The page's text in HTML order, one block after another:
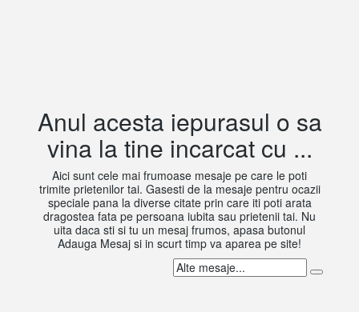
Anul acesta iepurasul o sa
vina la tine incarcat cu ...
Aici sunt cele mai frumoase mesaje pe care le poti
trimite prietenilor tai. Gasesti de la mesaje pentru ocazii
speciale pana la diverse citate prin care iti poti arata
dragostea fata pe persoana iubita sau prietenii tai. Nu
uita daca sti si tu un mesaj frumos, apasa butonul
Adauga Mesaj si in scurt timp va aparea pe site!